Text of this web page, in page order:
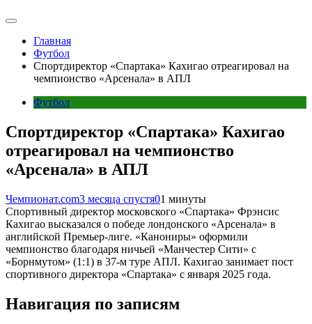
Главная
Футбол
Спортдиректор «Спартака» Кахигао отреагировал на
чемпионство «Арсенала» в АПЛ
Футбол
Спортдиректор «Спартака» Кахигао
отреагировал на чемпионство
«Арсенала» в АПЛ
Чемпионат.com3 месяца спустя01 минуты
Спортивный директор московского «Спартака» Фрэнсис
Кахигао высказался о победе лондонского «Арсенала» в
английской Премьер-лиге. «Канониры» оформили
чемпионство благодаря ничьей «Манчестер Сити» с
«Борнмутом» (1:1) в 37-м туре АПЛ. Кахигао занимает пост
спортивного директора «Спартака» с января 2025 года.
Навигация по записям